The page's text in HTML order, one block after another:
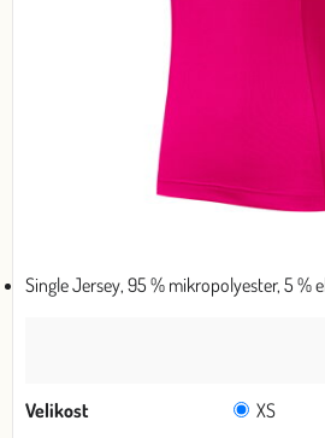
Single Jersey, 95 % mikropolyester, 5 %
Velikost
XS